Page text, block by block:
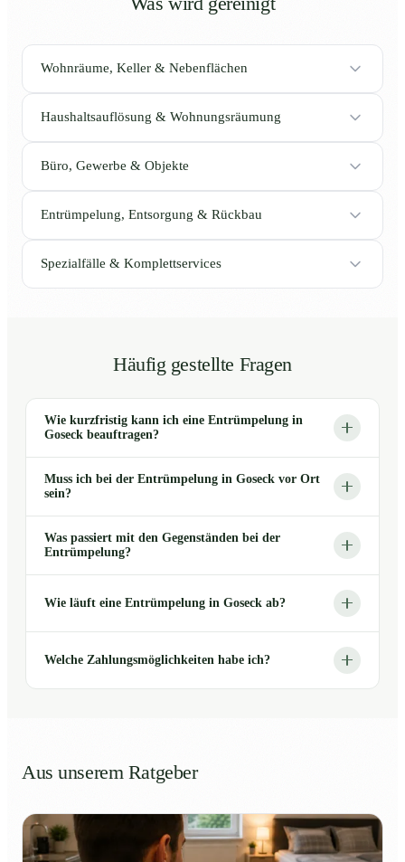
Wohnräume, Keller & Nebenflächen
Haushaltsauflösung & Wohnungsräumung
Büro, Gewerbe & Objekte
Entrümpelung, Entsorgung & Rückbau
Spezialfälle & Komplettservices
Häufig gestellte Fragen
Wie kurzfristig kann ich eine Entrümpelung in
Goseck beauftragen?
Muss ich bei der Entrümpelung in Goseck vor Ort
sein?
Was passiert mit den Gegenständen bei der
Entrümpelung?
Wie läuft eine Entrümpelung in Goseck ab?
Welche Zahlungsmöglichkeiten habe ich?
Aus unserem Ratgeber